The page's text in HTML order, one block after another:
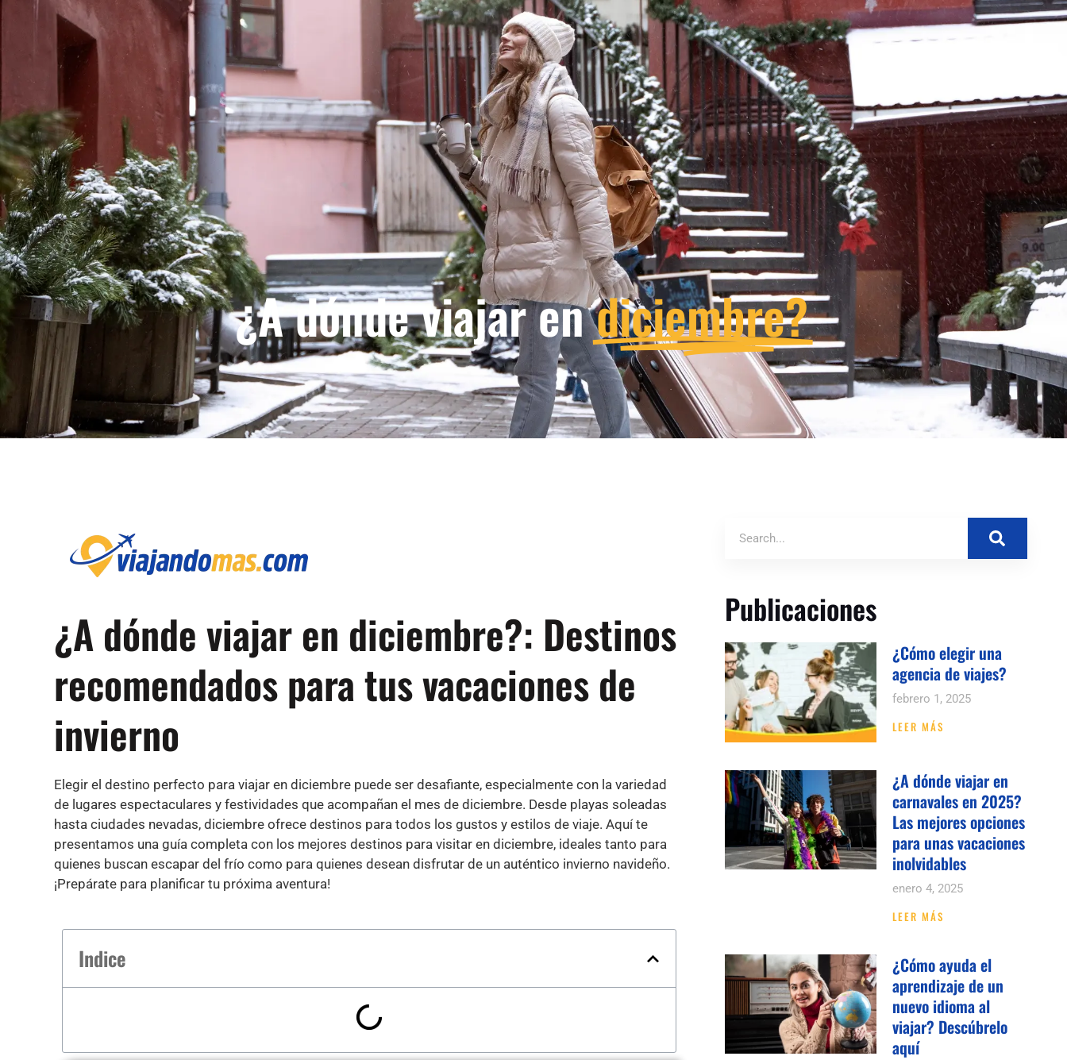
¿A dónde viajar endiciembre?
¿A dónde viajar en diciembre?: Destinos
recomendados para tus vacaciones de
invierno
Elegir el destino perfecto para viajar en diciembre puede ser desafiante, especialmente con la variedad
de lugares espectaculares y festividades que acompañan el mes de diciembre. Desde playas soleadas
hasta ciudades nevadas, diciembre ofrece destinos para todos los gustos y estilos de viaje. Aquí te
presentamos una guía completa con los mejores destinos para visitar en diciembre, ideales tanto para
quienes buscan escapar del frío como para quienes desean disfrutar de un auténtico invierno navideño.
¡Prepárate para planificar tu próxima aventura!
Indice
Publicaciones
¿Cómo elegir una
agencia de viajes?
febrero 1, 2025
LEER MÁS
¿A dónde viajar en
carnavales en 2025?
Las mejores opciones
para unas vacaciones
inolvidables
enero 4, 2025
LEER MÁS
¿Cómo ayuda el
aprendizaje de un
nuevo idioma al
viajar? Descúbrelo
aquí